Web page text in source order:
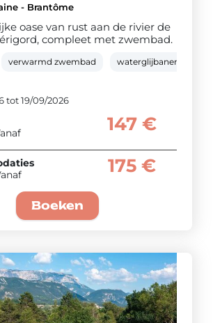
- Brantôme
oase van rust aan de rivier de
compleet met zwembad.
verwarmd zwembad waterglijbanen
tot 19/09/2026
147 €
175 €
Boeken